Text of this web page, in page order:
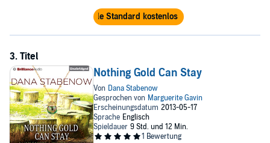
Audible Standard kostenlos testen
Nothing Gold Can Stay